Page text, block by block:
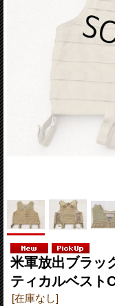
米軍放出ブラッ
ティカルベスト
[在庫なし]